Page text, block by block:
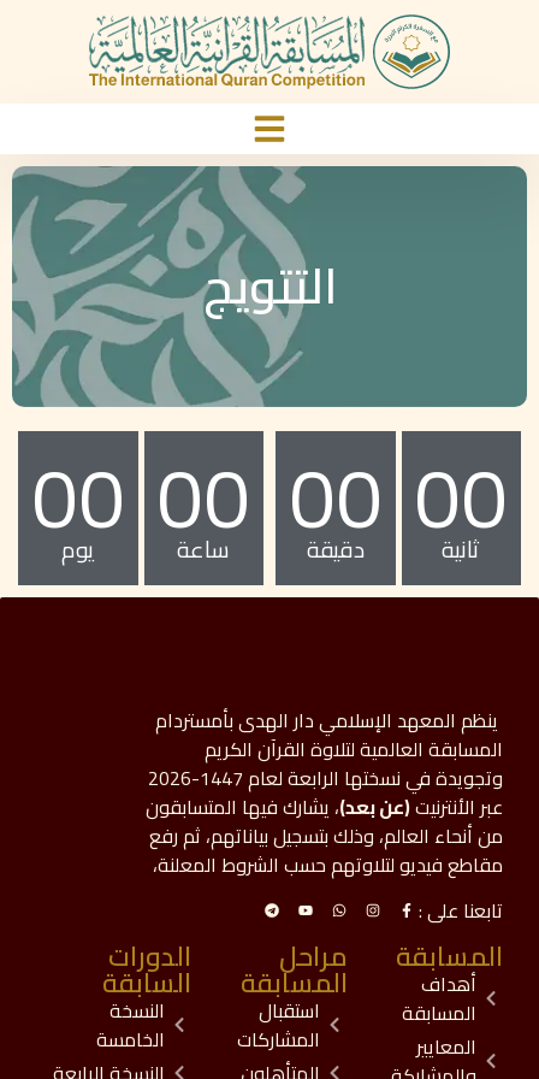
التتويج
00
يوم 00
ساعة 00
دقيقة 00
ثانية
ينظم المعهد الإسلامي دار الهدى بأمستردام
المسابقة العالمية لتلاوة القرآن الكريم
وتجويدة في نسختها الرابعة لعام 1447-2026
عبر الأنترنيت(عن بعد)، يشارك فيها المتسابقون
من أنحاء العالم، وذلك بتسجيل بياناتهم، ثم رفع
مقاطع فيديو لتلاوتهم حسب الشروط المعلنة،
تابعنا على :
المسابقة
أهداف
المسابقة
المعايير
مراحل
المسابقة
استقبال
المشاركات
الدورات
السابقة
النسخة
الخامسة